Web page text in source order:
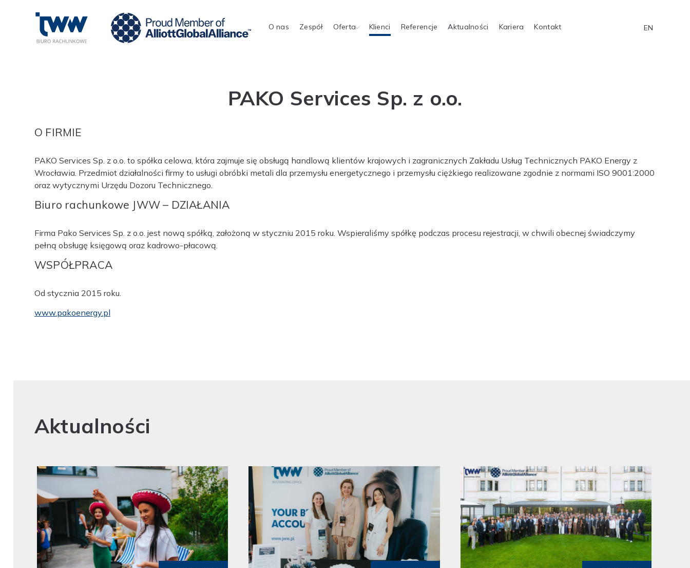
O nas Zespół Oferta Klienci Referencje Aktualności Kariera Kontakt EN
PAKO Services Sp. z o.o.
O FIRMIE
PAKO Services Sp. z o.o. to spółka celowa, która zajmuje się obsługą handlową klientów krajowych i zagranicznych Zakładu Usług Technicznych PAKO Energy z
Wrocławia. Przedmiot działalności firmy to usługi obróbki metali dla przemysłu energetycznego i przemysłu ciężkiego realizowane zgodnie z normami ISO 9001:2000
oraz wytycznymi Urzędu Dozoru Technicznego.
Biuro rachunkowe JWW – DZIAŁANIA
Firma Pako Services Sp. z o.o. jest nową spółką, założoną w styczniu 2015 roku. Wspieraliśmy spółkę podczas procesu rejestracji, w chwili obecnej świadczymy
pełną obsługę księgową oraz kadrowo-płacową.
WSPÓŁPRACA
Od stycznia 2015 roku.
www.pakoenergy.pl
Aktualności